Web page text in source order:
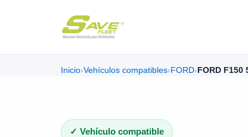
Inicio›Vehículos compatibles› FORD› FORD F150
✓ Vehículo compatible